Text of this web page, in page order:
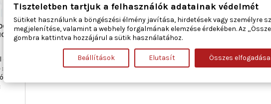
:
Tiszteletben tartjuk a felhasználók adatainak védelmét
Sütiket használunk a böngészési élmény javítása, hirdetések vagy személyre
megjelenítése, valamint a webhely forgalmának elemzése érdekében. Az
gombra kattintva hozzájárul a sütik használatához.
Beállítások Elutasít Összes elfogadása